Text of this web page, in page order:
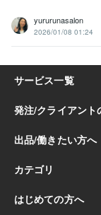
yururunasalon
2026/01/08 01:24